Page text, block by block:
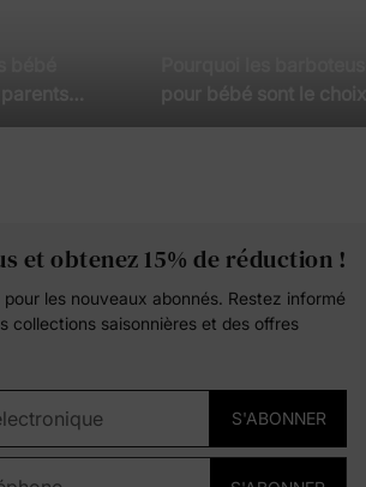
complet
parfait pour les temps
et obtenez 15% de réduction !
les nouveaux abonnés. Restez informé
collections saisonnières et des offres
S'ABONNER